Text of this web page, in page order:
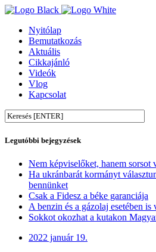
Nyitólap
Bemutatkozás
Aktuális
Cikkajánló
Videók
Vlog
Kapcsolat
Legutóbbi bejegyzések
Nem képviselőket, hanem sorsot
Ha ukránbarát kormányt
bennünket
Csak a Fidesz a béke garanciája
A benzin és a gázolaj esetében is
Sokkot okozhat a kutakon
2022 január 19.